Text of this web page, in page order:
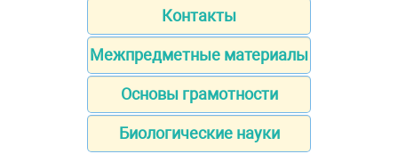
Контакты
Межпредметные материалы
Основы грамотности
Биологические науки